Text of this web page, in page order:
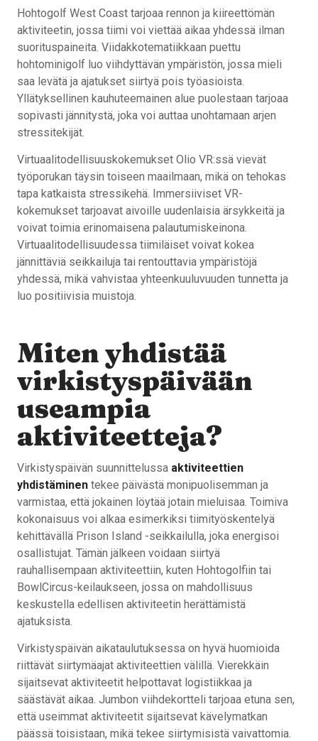
Hohtogolf West Coast tarjoaa rennon ja kiireettömän
aktiviteetin, jossa tiimi voi viettää aikaa yhdessä ilman
suorituspaineita. Viidakkotematiikkaan puettu
hohtominigolf luo viihdyttävän ympäristön, jossa mieli
saa levätä ja ajatukset siirtyä pois työasioista.
Yllätyksellinen kauhuteemainen alue puolestaan tarjoaa
sopivasti jännitystä, joka voi auttaa unohtamaan arjen
stressitekijät.
Virtuaalitodellisuuskokemukset Olio VR:ssä vievät
työporukan täysin toiseen maailmaan, mikä on tehokas
tapa katkaista stressikehä. Immersiiviset VR-
kokemukset tarjoavat aivoille uudenlaisia ärsykkeitä ja
voivat toimia erinomaisena palautumiskeinona.
Virtuaalitodellisuudessa tiimiläiset voivat kokea
jännittäviä seikkailuja tai rentouttavia ympäristöjä
yhdessä, mikä vahvistaa yhteenkuuluvuuden tunnetta ja
luo positiivisia muistoja.
Miten yhdistää
virkistyspäivään
useampia
aktiviteetteja?
Virkistyspäivän suunnittelussa aktiviteettien
yhdistäminen tekee päivästä monipuolisemman ja
varmistaa, että jokainen löytää jotain mieluisaa. Toimiva
kokonaisuus voi alkaa esimerkiksi tiimityöskentelyä
kehittävällä Prison Island -seikkailulla, joka energisoi
osallistujat. Tämän jälkeen voidaan siirtyä
rauhallisempaan aktiviteettiin, kuten Hohtogolfiin tai
BowlCircus-keilaukseen, jossa on mahdollisuus
keskustella edellisen aktiviteetin herättämistä
ajatuksista.
Virkistyspäivän aikataulutuksessa on hyvä huomioida
riittävät siirtymäajat aktiviteettien välillä. Vierekkäin
sijaitsevat aktiviteetit helpottavat logistiikkaa ja
säästävät aikaa. Jumbon viihdekortteli tarjoaa etuna sen,
että useimmat aktiviteetit sijaitsevat kävelymatkan
päässä toisistaan, mikä tekee siirtymisistä vaivattomia.